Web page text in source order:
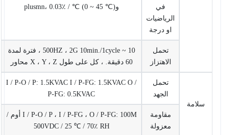
في
الرياضيات
او درجة
وplusmn، 0.03٪ / ℃ (0 ~ 45 ℃)
تحمل
الاهتزاز
10 ~ 500HZ ، 2G 10min./1cycle ، فترة لمدة
60 دقيقة. ، كل على طول X ، Y ، Z محاور
سلامة
تحمل
الجهد
I / P-O / P: 1.5KVAC I / P-FG: 1.5KVAC O /
P-FG: 0.5KVAC
مقاومة
معزولة
I / P-O / P ، I / P-FG ، O / P-FG: 100M أوم /
500VDC / 25 ℃ / 70٪ RH